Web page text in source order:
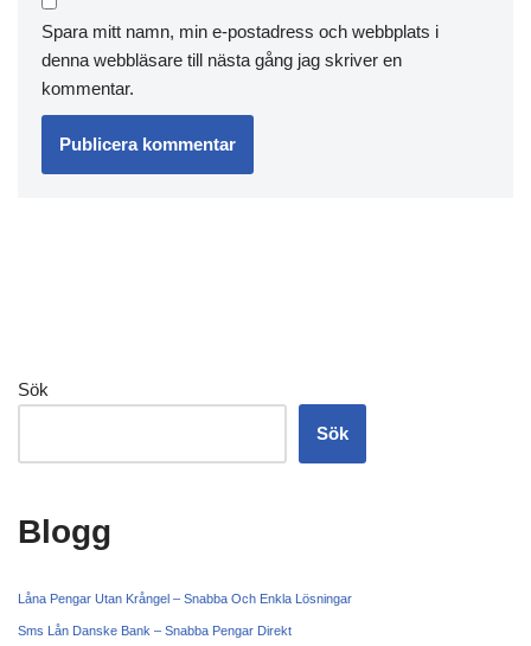
Spara mitt namn, min e-postadress och webbplats i
denna webbläsare till nästa gång jag skriver en
kommentar.
Sök
Sök
Blogg
Låna Pengar Utan Krångel – Snabba Och Enkla Lösningar
Sms Lån Danske Bank – Snabba Pengar Direkt